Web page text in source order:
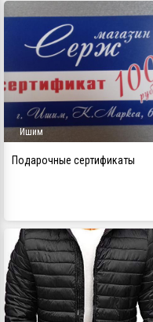
Ишим
Подарочные сертификаты